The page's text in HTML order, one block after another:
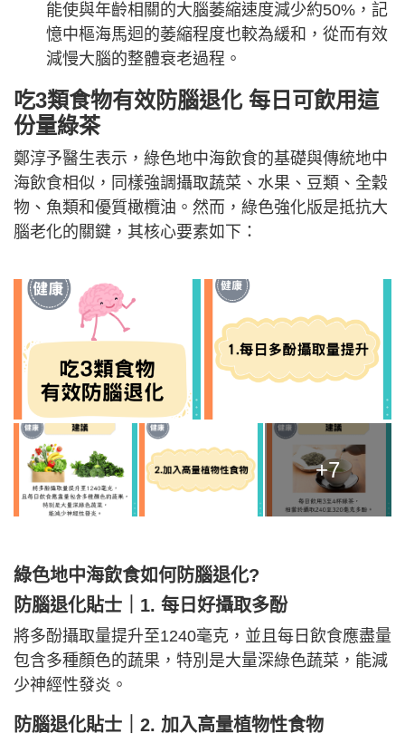
能使與年齡相關的大腦萎縮速度減少約50%，記
憶中樞海馬迴的萎縮程度也較為緩和，從而有效
減慢大腦的整體衰老過程。
吃3類食物有效防腦退化 每日可飲用這
份量綠茶
鄭淳予醫生表示，綠色地中海飲食的基礎與傳統地中
海飲食相似，同樣強調攝取蔬菜、水果、豆類、全穀
物、魚類和優質橄欖油。然而，綠色強化版是抵抗大
腦老化的關鍵，其核心要素如下：
+7
綠色地中海飲食如何防腦退化?
防腦退化貼士｜1. 每日好攝取多酚
將多酚攝取量提升至1240毫克，並且每日飲食應盡量
包含多種顏色的蔬果，特別是大量深綠色蔬菜，能減
少神經性發炎。
防腦退化貼士｜2. 加入高量植物性食物